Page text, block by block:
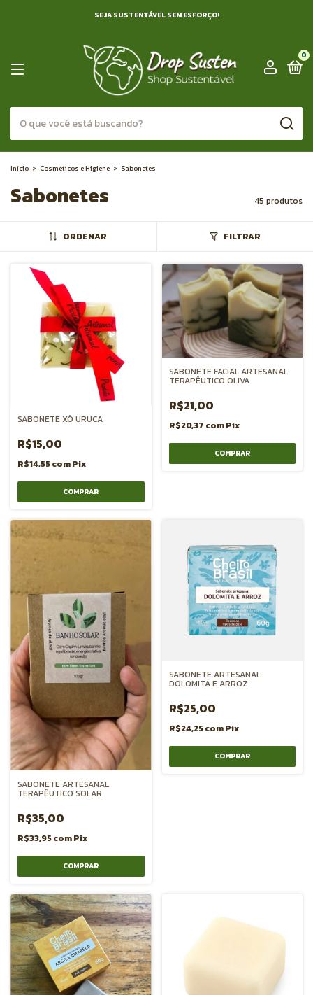
SEJA SUSTENTÁVEL SEM ESFORÇO!
0
Início > Cosméticos e Higiene > Sabonetes
Sabonetes 45 produtos
ORDENAR FILTRAR
SABONETE XÔ URUCA
R$15,00
R$14,55comPix
SABONETE FACIAL ARTESANAL
TERAPÊUTICO OLIVA
R$21,00
R$20,37 comPix
SABONETE ARTESANAL
TERAPÊUTICO SOLAR
R$35,00
R$33,95comPix
SABONETE ARTESANAL
DOLOMITA E ARROZ
R$25,00
R$24,25comPix